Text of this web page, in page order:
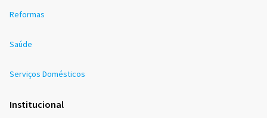
Reformas
Saúde
Serviços Domésticos
Institucional